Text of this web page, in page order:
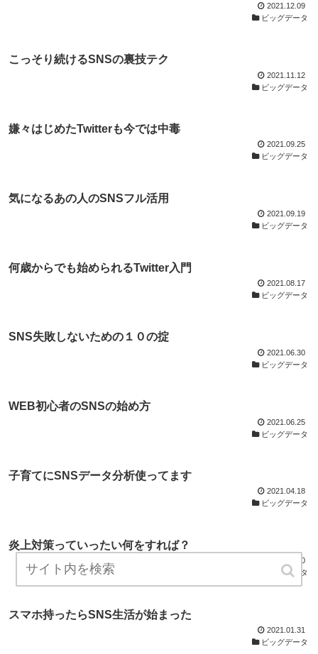
2021.12.09
ビッグデータ
こっそり続けるSNSの裏技テク
2021.11.12
ビッグデータ
嫌々はじめたTwitterも今では中毒
2021.09.25
ビッグデータ
気になるあの人のSNSフル活用
2021.09.19
ビッグデータ
何歳からでも始められるTwitter入門
2021.08.17
ビッグデータ
SNS失敗しないための１０の掟
2021.06.30
ビッグデータ
WEB初心者のSNSの始め方
2021.06.25
ビッグデータ
子育てにSNSデータ分析使ってます
2021.04.18
ビッグデータ
炎上対策っていったい何をすれば？
2021.03.10
ビッグデータ
スマホ持ったらSNS生活が始まった
2021.01.31
ビッグデータ